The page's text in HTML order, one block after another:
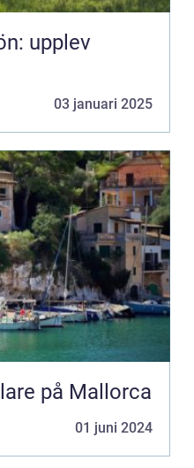
upplev
03 januari 2025
på Mallorca
01 juni 2024